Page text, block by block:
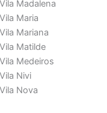
Madalena
Maria
Mariana
Matilde
Medeiros
Nivi
Nova